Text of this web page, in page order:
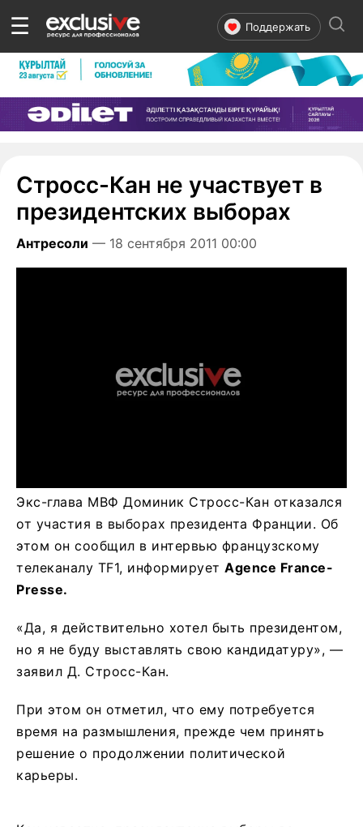
☰ Поддержать
Стросс-Кан не участвует в
президентских выборах
Антресоли — 18 сентября 2011 00:00
Экс-глава МВФ Доминик Стросс-Кан отказался
от участия в выборах президента Франции. Об
этом он сообщил в интервью французскому
телеканалу TF1, информирует Agence France-
Presse.
«Да, я действительно хотел быть президентом,
но я не буду выставлять свою кандидатуру», —
заявил Д. Стросс-Кан.
При этом он отметил, что ему потребуется
время на размышления, прежде чем принять
решение о продолжении политической
карьеры.